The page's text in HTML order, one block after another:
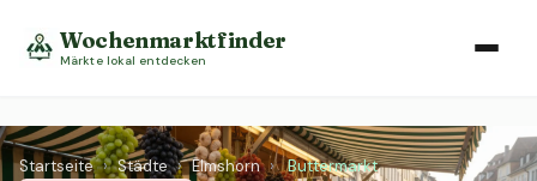
Wochenmarktfinder
Märkte lokal entdecken
Startseite › Städte › Elmshorn › Buttermarkt